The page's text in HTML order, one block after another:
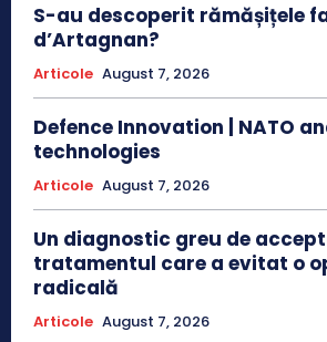
S-au descoperit rămășițele
d’Artagnan?
Articole August 7, 2026
Defence Innovation | NATO
technologies
Articole August 7, 2026
Un diagnostic greu de
tratamentul care a evitat o
radicală
Articole August 7, 2026